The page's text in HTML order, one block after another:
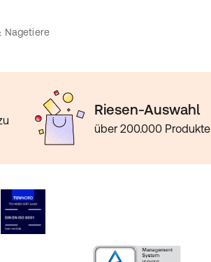
Nagetiere
Riesen-Auswahl
über 200.000 Produkte